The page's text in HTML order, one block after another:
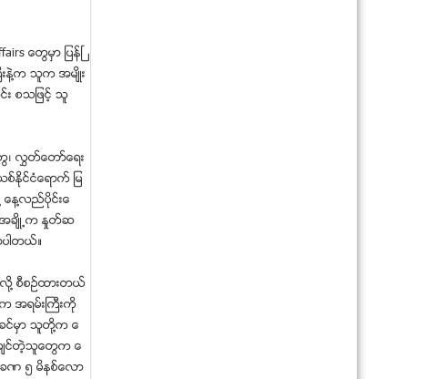
ေတြမွာ ျပန္ၿ
းနဲ႔က သူက အမ်ိဳး
း စသျဖင့္ သူ
လႊတ္ေတာ္ေရး
စ္ႏုိင္ငံေရာက္ ျမ
ေန႔လည္ပိုင္းေ
အခ်ိဳ႕က ႏႈတ္ဆ
ပါတယ္။
႔ စီစဥ္ထားတယ္
က အရမ္းႀကီးကို
မွာ သူတုိ႔က ေ
ခ်င္တဲ့သူေတြက ေ
ဏ ၅ မိနစ္ေလာ